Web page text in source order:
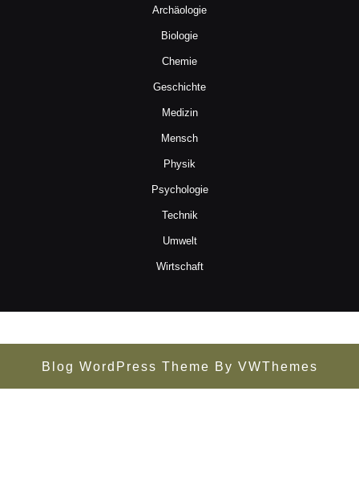
Archäologie
Biologie
Chemie
Geschichte
Medizin
Mensch
Physik
Psychologie
Technik
Umwelt
Wirtschaft
Blog WordPress Theme By VWThemes